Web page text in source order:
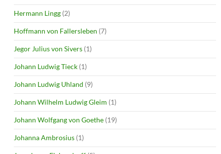
Hermann Lingg (2)
Hoffmann von Fallersleben (7)
Jegor Julius von Sivers (1)
Johann Ludwig Tieck (1)
Johann Ludwig Uhland (9)
Johann Wilhelm Ludwig Gleim (1)
Johann Wolfgang von Goethe (19)
Johanna Ambrosius (1)